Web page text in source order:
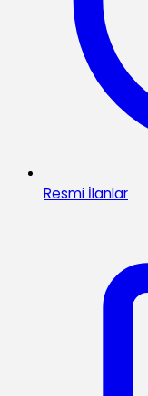
Resmi İlanlar